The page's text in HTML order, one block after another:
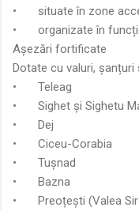
•
situate în zone
•
organizate în
Așezări fortificate
Dotate cu valuri, șanțuri
•
Teleag
•
Sighet și Sighetu
•
Dej
•
Ciceu-Corabia
•
Tușnad
•
Bazna
•
Preoțești (Valea